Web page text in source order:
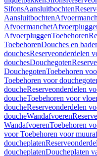
SifonsAansluitbochten
Aansluitbochten
Afvoermanchet
AfvoerpluggenToebehoren
ToebehorenDouches en
douchesReserveonderdelen
douchesDouchegoten
DouchegotenToebehoren
Toebehoren voor
doucheReserveonderdelen
doucheToebehoren voor
doucheReserveonderdelen
doucheWandafvoeren
WandafvoerenToebehoren
voor Toebehoren voor
doucheplaten
doucheplatenDoucheplaten